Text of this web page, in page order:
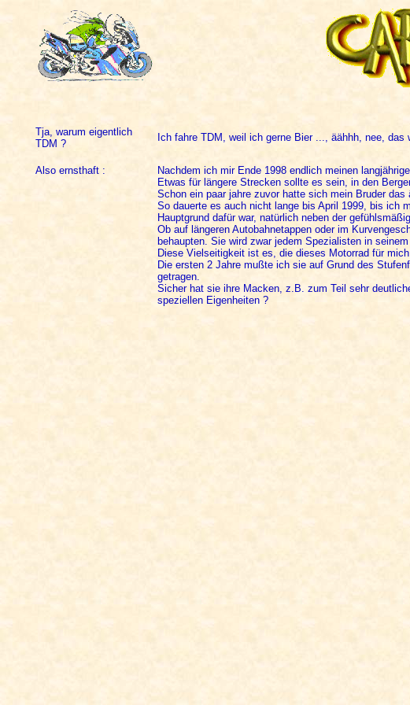
Tja, warum eigentlich
TDM ?
Ich fahre TDM, weil ich gerne Bier ..., äähhh, nee, das
Also ernsthaft :
Nachdem ich mir Ende 1998 endlich meinen
Etwas für längere Strecken sollte es sein, in den
Schon ein paar jahre zuvor hatte sich mein Bruder
So dauerte es auch nicht lange bis April 1999, bis ich
Hauptgrund dafür war, natürlich neben der
Ob auf längeren Autobahnetappen oder im
behaupten. Sie wird zwar jedem Spezialisten in
Diese Vielseitigkeit ist es, die dieses Motorrad für
Die ersten 2 Jahre mußte ich sie auf Grund des
getragen.
Sicher hat sie ihre Macken, z.B. zum Teil sehr
speziellen Eigenheiten ?